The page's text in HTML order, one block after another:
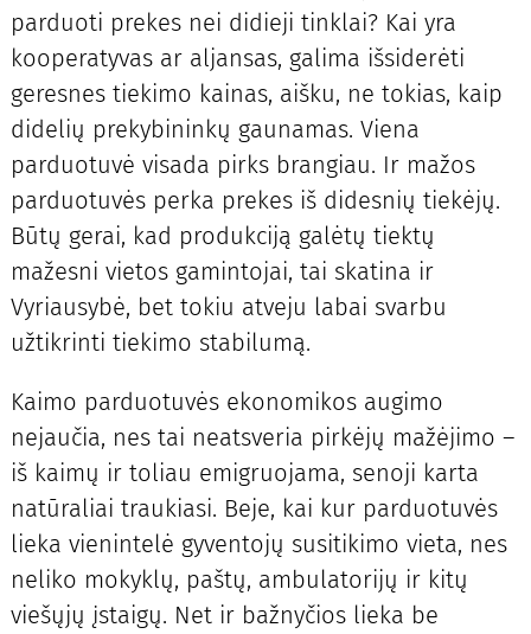
parduoti prekes nei didieji tinklai? Kai yra
kooperatyvas ar aljansas, galima išsiderėti
geresnes tiekimo kainas, aišku, ne tokias, kaip
didelių prekybininkų gaunamas. Viena
parduotuvė visada pirks brangiau. Ir mažos
parduotuvės perka prekes iš didesnių tiekėjų.
Būtų gerai, kad produkciją galėtų tiektų
mažesni vietos gamintojai, tai skatina ir
Vyriausybė, bet tokiu atveju labai svarbu
užtikrinti tiekimo stabilumą.
Kaimo parduotuvės ekonomikos augimo
nejaučia, nes tai neatsveria pirkėjų mažėjimo –
iš kaimų ir toliau emigruojama, senoji karta
natūraliai traukiasi. Beje, kai kur parduotuvės
lieka vienintelė gyventojų susitikimo vieta, nes
neliko mokyklų, paštų, ambulatorijų ir kitų
viešųjų įstaigų. Net ir bažnyčios lieka be